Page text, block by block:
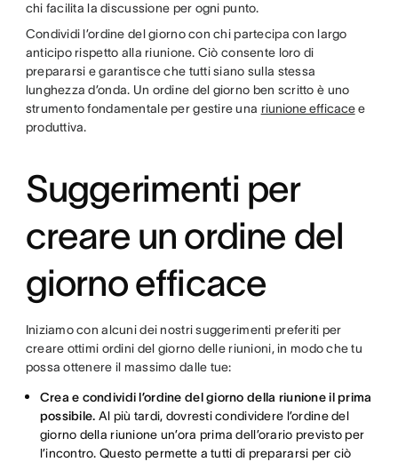
chi facilita la discussione per ogni punto.
Condividi l’ordine del giorno con chi partecipa con largo
anticipo rispetto alla riunione. Ciò consente loro di
prepararsi e garantisce che tutti siano sulla stessa
lunghezza d’onda. Un ordine del giorno ben scritto è uno
strumento fondamentale per gestire una riunione efficacee
produttiva.
Suggerimenti per
creare un ordine del
giorno efficace
Iniziamo con alcuni dei nostri suggerimenti preferiti per
creare ottimi ordini del giorno delle riunioni, in modo che tu
possa ottenere il massimo dalle tue:
Crea e condividi l’ordine del giorno della riunione il prima
possibile. Al più tardi, dovresti condividere l’ordine del
giorno della riunione un’ora prima dell’orario previsto per
l’incontro. Questo permette a tutti di prepararsi per ciò